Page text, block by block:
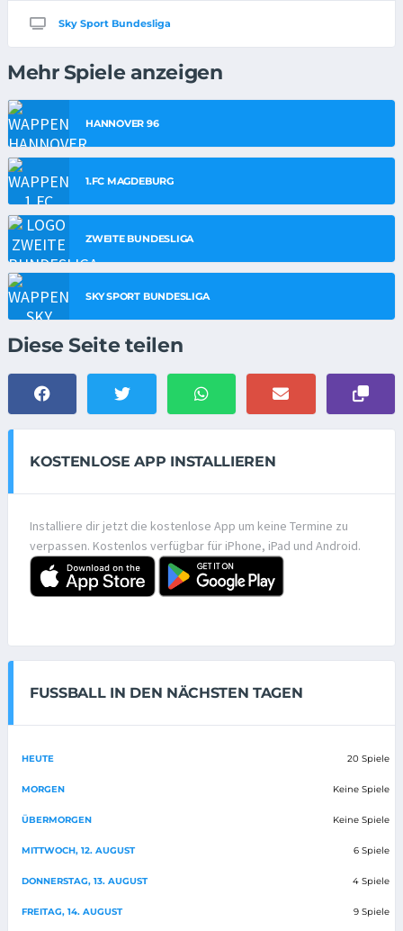
Sky Sport Bundesliga
Mehr Spiele anzeigen
HANNOVER 96
1.FC MAGDEBURG
ZWEITE BUNDESLIGA
SKY SPORT BUNDESLIGA
Diese Seite teilen
KOSTENLOSE APP INSTALLIEREN
Installiere dir jetzt die kostenlose App um keine Termine zu
verpassen. Kostenlos verfügbar für iPhone, iPad und Android.
FUSSBALL IN DEN NÄCHSTEN TAGEN
HEUTE 20 Spiele
MORGEN Keine Spiele
ÜBERMORGEN Keine Spiele
MITTWOCH, 12. AUGUST 6 Spiele
DONNERSTAG, 13. AUGUST 4 Spiele
FREITAG, 14. AUGUST 9 Spiele